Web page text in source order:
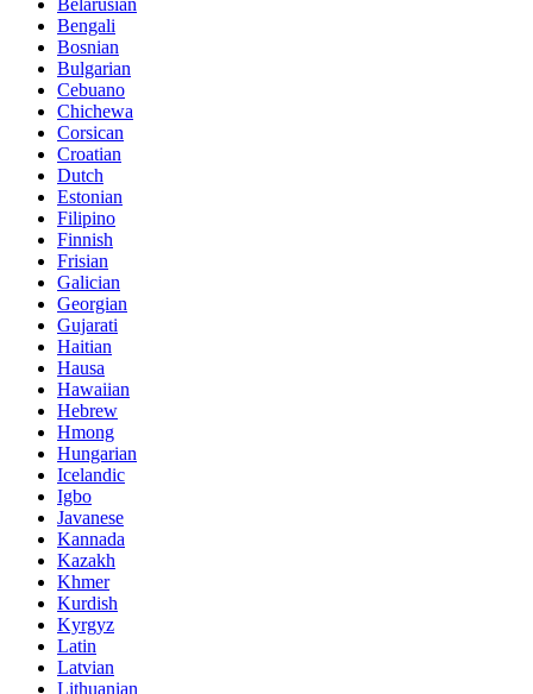
Belarusian
Bengali
Bosnian
Bulgarian
Cebuano
Chichewa
Corsican
Croatian
Dutch
Estonian
Filipino
Finnish
Frisian
Galician
Georgian
Gujarati
Haitian
Hausa
Hawaiian
Hebrew
Hmong
Hungarian
Icelandic
Igbo
Javanese
Kannada
Kazakh
Khmer
Kurdish
Kyrgyz
Latin
Latvian
Lithuanian